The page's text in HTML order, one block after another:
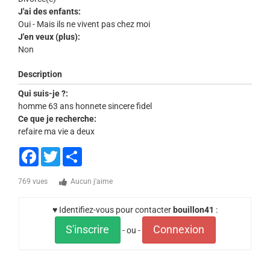
J'ai des enfants:
Oui - Mais ils ne vivent pas chez moi
J'en veux (plus):
Non
Description
Qui suis-je ?:
homme 63 ans honnete sincere fidel
Ce que je recherche:
refaire ma vie a deux
Facebook
Twitter
769 vues Aucun j'aime
♥ Identifiez-vous pour contacter bouillon41 :
S'inscrire - ou - Connexion